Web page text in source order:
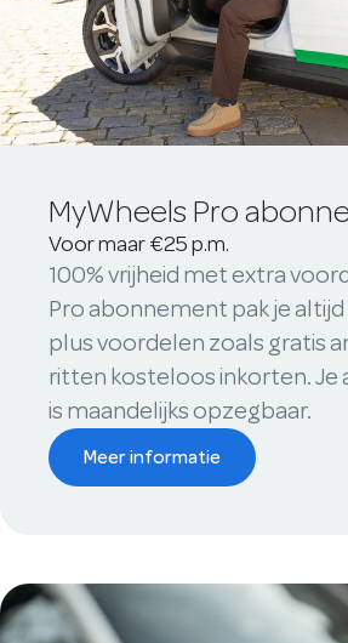
MyWheels Pro
Voor maar €25 p.m.
100% vrijheid met extra
Pro abonnement pak je altijd
plus voordelen zoals gratis
ritten kosteloos inkorten.
is maandelijks opzegbaar.
Meer informatie